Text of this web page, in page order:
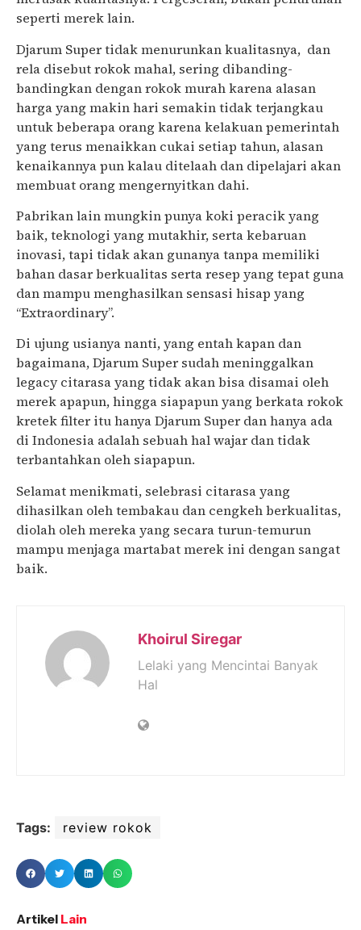
seperti merek lain.
Djarum Super tidak menurunkan kualitasnya, dan
rela disebut rokok mahal, sering dibanding-
bandingkan dengan rokok murah karena alasan
harga yang makin hari semakin tidak terjangkau
untuk beberapa orang karena kelakuan pemerintah
yang terus menaikkan cukai setiap tahun, alasan
kenaikannya pun kalau ditelaah dan dipelajari akan
membuat orang mengernyitkan dahi.
Pabrikan lain mungkin punya koki peracik yang
baik, teknologi yang mutakhir, serta kebaruan
inovasi, tapi tidak akan gunanya tanpa memiliki
bahan dasar berkualitas serta resep yang tepat guna
dan mampu menghasilkan sensasi hisap yang
“Extraordinary”.
Di ujung usianya nanti, yang entah kapan dan
bagaimana, Djarum Super sudah meninggalkan
legacy citarasa yang tidak akan bisa disamai oleh
merek apapun, hingga siapapun yang berkata rokok
kretek filter itu hanya Djarum Super dan hanya ada
di Indonesia adalah sebuah hal wajar dan tidak
terbantahkan oleh siapapun.
Selamat menikmati, selebrasi citarasa yang
dihasilkan oleh tembakau dan cengkeh berkualitas,
diolah oleh mereka yang secara turun-temurun
mampu menjaga martabat merek ini dengan sangat
baik.
Khoirul Siregar
Lelaki yang Mencintai Banyak
Hal
Tags: review rokok
Artikel Lain